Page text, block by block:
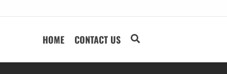
HOME CONTACT US